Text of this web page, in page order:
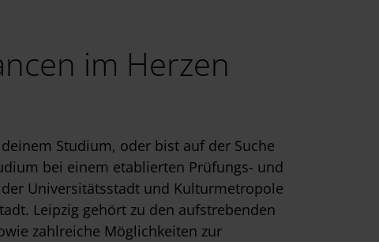
im Herzen
Studium, oder bist auf der Suche
bei einem etablierten Prüfungs- und
Universitätsstadt und Kulturmetropole
Leipzig gehört zu den aufstrebenden
zahlreiche Möglichkeiten zur